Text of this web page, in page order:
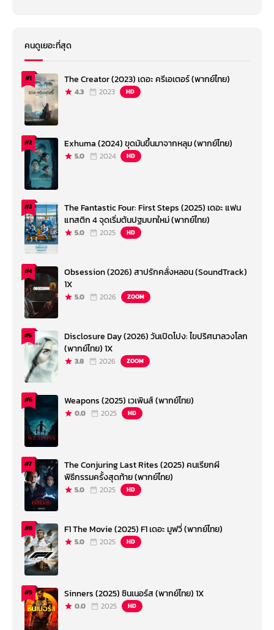
คนดูเยอะที่สุด
#1 The Creator (2023) เดอะ ครีเอเตอร์ (พากย์ไทย)
4.3 2023 HD
#2 Exhuma (2024) ขุดมันขึ้นมาจากหลุม (พากย์ไทย)
5.0 2024 HD
#3
The Fantastic Four: First Steps (2025) เดอะ แฟน
แทสติก 4 จุดเริ่มต้นปฐมบทใหม่ (พากย์ไทย)
5.0 2025 HD
#4
Obsession (2026) สาปรักคลั่งหลอน (SoundTrack)
1X
5.0 2026 ZOOM
#5
Disclosure Day (2026) วันเปิดโปง: ไขปริศนาลวงโลก
(พากย์ไทย) 1X
3.8 2026 ZOOM
#6 Weapons (2025) เวเพินส์ (พากย์ไทย)
0.0 2025 HD
#7
The Conjuring Last Rites (2025) คนเรียกผี
พิธีกรรมครั้งสุดท้าย (พากย์ไทย)
5.0 2025 HD
#8 F1 The Movie (2025) F1 เดอะ มูฟวี่ (พากย์ไทย)
5.0 2025 HD
#9 Sinners (2025) ซินเนอร์ส (พากย์ไทย) 1X
0.0 2025 HD